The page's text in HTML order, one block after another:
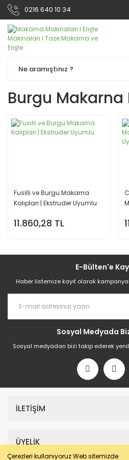
Çerezleri kullanıyoruz Web sitemizde
0216 640 10 34
Burgu Makarna
Fusilli ve Burgu Makarna
Kalıpları | Ekstruder Uyumlu
11.860,28 TL
E-Bülten'e
Haber listemize kayıt olarak
Sosyal Medyada
Sosyal medyadan bizi takip ederek
İLETİŞİM
ÜYELİK